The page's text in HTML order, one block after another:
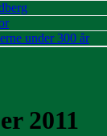
under 300 år
2011